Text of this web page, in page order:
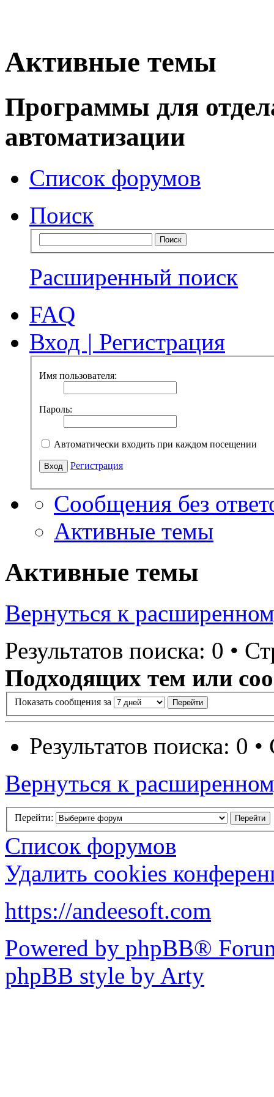
Активные темы
Программы для
автоматизации
Список форумов
Поиск
Расширенный поиск
FAQ
Вход | Регистрация
Имя пользователя:
Пароль:
Автоматически входить при каждом посещении
Регистрация
Сообщения без
Активные темы
Активные темы
Вернуться к
Результатов поиска: 0 •
Подходящих тем или
Показать сообщения за
Результатов поиска: 0
Вернуться к
Перейти:
Список форумов
Удалить cookies
https://andeesoft.com
Powered by phpBB®
phpBB style by Arty